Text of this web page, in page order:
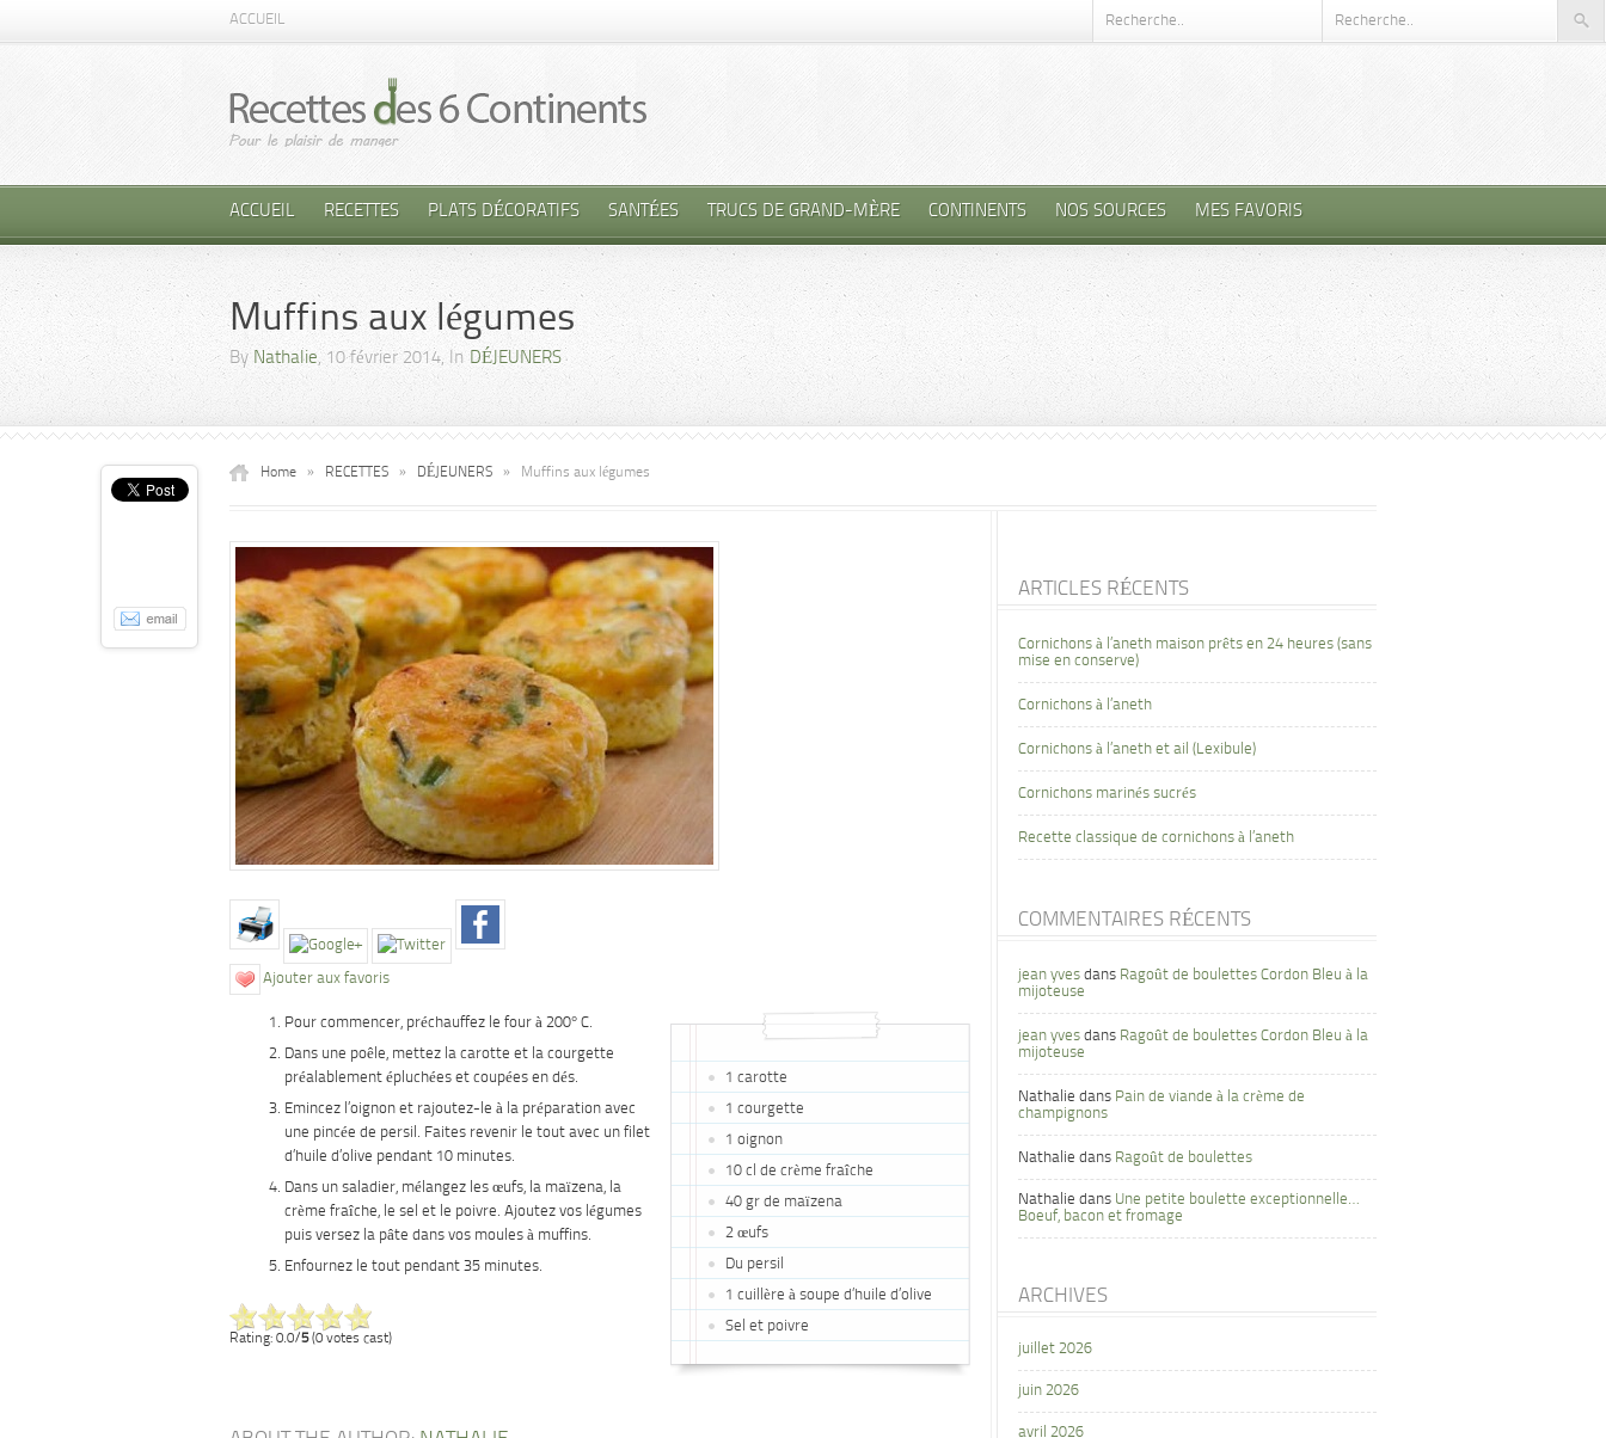
ACCUEIL
ACCUEIL RECETTES PLATS DÉCORATIFS SANTÉES TRUCS DE GRAND-MÈRE CONTINENTS NOS SOURCES MES FAVORIS
Muffins aux légumes
By Nathalie, 10 février 2014, In DÉJEUNERS
Home » RECETTES » DÉJEUNERS » Muffins aux légumes
Ajouter aux favoris
1 carotte
1 courgette
1 oignon
10 cl de crème fraîche
40 gr de maïzena
2 œufs
Du persil
1 cuillère à soupe d’huile d’olive
Sel et poivre
Pour commencer, préchauffez le four à 200° C.
Dans une poêle, mettez la carotte et la courgette
préalablement épluchées et coupées en dés.
Emincez l’oignon et rajoutez-le à la préparation avec
une pincée de persil. Faites revenir le tout avec un filet
d’huile d’olive pendant 10 minutes.
Dans un saladier, mélangez les œufs, la maïzena, la
crème fraîche, le sel et le poivre. Ajoutez vos légumes
puis versez la pâte dans vos moules à muffins.
Enfournez le tout pendant 35 minutes.
Rating: 0.0/5(0 votes cast)
ARTICLES RÉCENTS
Cornichons à l’aneth maison prêts en 24 heures (sans
mise en conserve)
Cornichons à l’aneth
Cornichons à l’aneth et ail (Lexibule)
Cornichons marinés sucrés
Recette classique de cornichons à l’aneth
COMMENTAIRES RÉCENTS
jean yves dans Ragoût de boulettes Cordon Bleu à la
mijoteuse
jean yves dans Ragoût de boulettes Cordon Bleu à la
mijoteuse
Nathalie dans Pain de viande à la crème de
champignons
Nathalie dans Ragoût de boulettes
Nathalie dans Une petite boulette exceptionnelle…
Boeuf, bacon et fromage
ARCHIVES
juillet 2026
juin 2026
avril 2026